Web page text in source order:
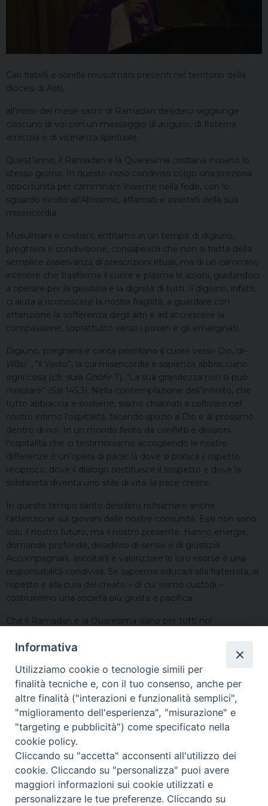
Cari fratelli e sorelle musulmani presenti nel territorio della
diocesi di Asti,
all’inizio del mese sacro di Ramadan desidero raggiunge
ciascuno di voi con un messaggio di augurio, di fraterna
amicizia e di vicinanza spirituale.
Quest’anno, il Ramadan e la Quaresima cristiana iniziano lo
stesso giorno. In questo inizio condiviso colgo una preziosa
opportunità per camminare insieme nella fede, con lo
sguardo rivolto all’Altissimo, affamati e assetati della sua
misericordia.
Musulmani e cristiani, entriamo in un tempo di digiuno,
preghiera e condivisione, consapevoli che non si tratta della
semplice osservanza di prescrizioni rituali, ma di un cammino
interiore che trasforma il cuore e plasma le azioni, guidandoci
a operare per la giustizia e la dignità di tutti. Il digiuno, infatti,
ci aiuta a riconoscere la nostra fragilità, a guardare con
attenzione la sofferenza degli altri e ad accrescere la
compassione, soprattutto verso i poveri e gli emarginati.
Digiuno, preghiera e carità orientano il cuore verso Dio, al-
Wāsiʿ , “il Vasto”, la cui misericordia e sapienza abbracciano
ogni cosa (cfr. sura Ghâfir 7). “La sua grandezza non si può
misurare” (Sal 145,3). Nella contemplazione dell’Infinito, che
tutto abbraccia e sostiene, siamo chiamati a coltivare nel
nostro intimo l’ospitalità, facendo spazio a Dio e al prossimo
dentro di noi. In un mondo ferito da conflitti e divisioni,
l’ospitalità che ci testimoniamo accogliendo le nostre
differenze è un’opera di pace: là dove si pratica il rispetto
reciproco, dove il dialogo sostituisce il sospetto e dove la
solidarietà diventa uno stile di vita, la pace cresce.
In questo tempo santo desidero richiamare anche
l’attenzione sui giovani delle nostre comunità. Essi non sono
solo il nostro futuro, ma il nostro presente. Hanno energie,
domande profonde, desiderio di senso e di giustizia.
Accompagnarli, ascoltarli e valorizzare le loro risorse è una
responsabilità condivisa. Se sapremo educarli alla fraternità, al
rispetto e alla cura del creato – di cui siamo custodi –
costruiremo una società più giusta e pacifica.
Che il Ramadan e la Quaresima siano per tutti noi
Dio Misericordioso accompagni i vostri giorni di digiuno e di
preghiera, doni serenità alle vostre famiglie e renda le nostre
comunità segni concreti di pace e di fraternità.
Ramadan Karim! Ramadan generoso!
+ Marco
Asti, 18 febbraio 2026
Informativa
Utilizziamo cookie o tecnologie simili per
finalità tecniche e, con il tuo consenso, anche per
altre finalità ("interazioni e funzionalità semplici",
"miglioramento dell'esperienza", "misurazione" e
"targeting e pubblicità") come specificato nella
cookie policy.
Cliccando su "accetta" acconsenti all'utilizzo dei
cookie. Cliccando su "personalizza" puoi avere
maggiori informazioni sui cookie utilizzati e
personalizzare le tue preferenze. Cliccando su